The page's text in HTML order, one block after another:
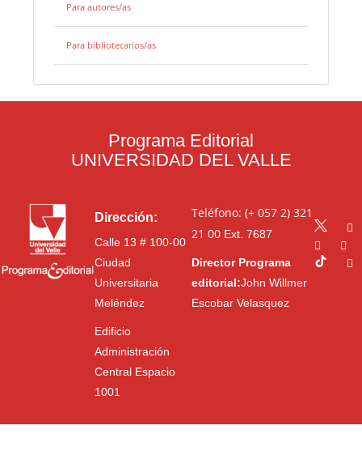
Para autores/as
Para bibliotecarios/as
Programa Editorial
UNIVERSIDAD DEL VALLE
Dirección:
Calle 13 # 100-00
Ciudad
Universitaria
Meléndez
Edificio
Administración
Central Espacio
1001
Teléfono: (+ 057 2) 321
21 00Ext. 7687
Director Programa
editorial:John Willmer
Escobar Velasquez